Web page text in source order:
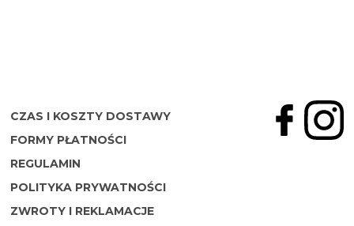
CZAS I KOSZTY DOSTAWY
FORMY PŁATNOŚCI
REGULAMIN
POLITYKA PRYWATNOŚCI
ZWROTY I REKLAMACJE